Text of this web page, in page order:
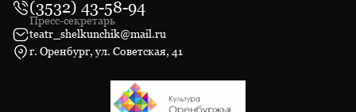
(3532) 43-58-94
Пресс-секретарь
teatr_shelkunchik@mail.ru
г. Оренбург, ул. Советская, 41